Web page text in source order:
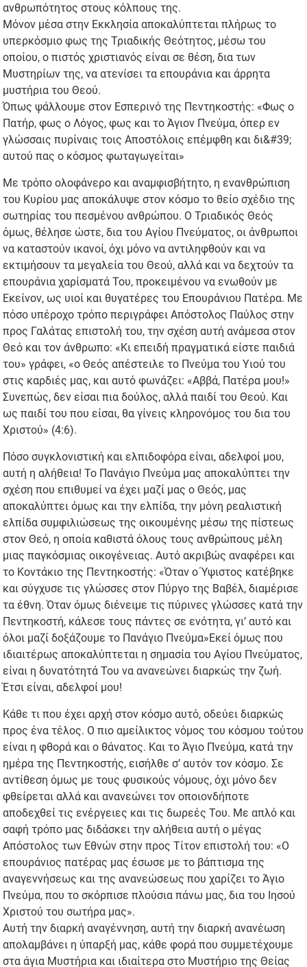
ανθρωπότητος στους κόλπους της.
Μόνον μέσα στην Εκκλησία αποκαλύπτεται πλήρως το
υπερκόσμιο φως της Τριαδικής Θεότητος, μέσω του
οποίου, ο πιστός χριστιανός είναι σε θέση, δια των
Μυστηρίων της, να ατενίσει τα επουράνια και άρρητα
μυστήρια του Θεού.
Όπως ψάλλουμε στον Εσπερινό της Πεντηκοστής: «Φως ο
Πατήρ, φως ο Λόγος, φως και το Άγιον Πνεύμα, όπερ εν
γλώσσαις πυρίναις τοις Αποστόλοις επέμφθη και δι&#39;
αυτού πας ο κόσμος φωταγωγείται»
Με τρόπο ολοφάνερο και αναμφισβήτητο, η ενανθρώπιση
του Κυρίου μας αποκάλυψε στον κόσμο το θείο σχέδιο της
σωτηρίας του πεσμένου ανθρώπου. Ο Τριαδικός Θεός
όμως, θέλησε ώστε, δια του Αγίου Πνεύματος, οι άνθρωποι
να καταστούν ικανοί, όχι μόνο να αντιληφθούν και να
εκτιμήσουν τα μεγαλεία του Θεού, αλλά και να δεχτούν τα
επουράνια χαρίσματά Του, προκειμένου να ενωθούν με
Εκείνον, ως υιοί και θυγατέρες του Επουράνιου Πατέρα. Με
πόσο υπέροχο τρόπο περιγράφει Απόστολος Παύλος στην
προς Γαλάτας επιστολή του, την σχέση αυτή ανάμεσα στον
Θεό και τον άνθρωπο: «Κι επειδή πραγματικά είστε παιδιά
του» γράφει, «ο Θεός απέστειλε το Πνεύμα του Υιού του
στις καρδιές μας, και αυτό φωνάζει: «Αββά, Πατέρα μου!»
Συνεπώς, δεν είσαι πια δούλος, αλλά παιδί του Θεού. Και
ως παιδί του που είσαι, θα γίνεις κληρονόμος του δια του
Χριστού» (4:6).
Πόσο συγκλονιστική και ελπιδοφόρα είναι, αδελφοί μου,
αυτή η αλήθεια! Το Πανάγιο Πνεύμα μας αποκαλύπτει την
σχέση που επιθυμεί να έχει μαζί μας ο Θεός, μας
αποκαλύπτει όμως και την ελπίδα, την μόνη ρεαλιστική
ελπίδα συμφιλιώσεως της οικουμένης μέσω της πίστεως
στον Θεό, η οποία καθιστά όλους τους ανθρώπους μέλη
μιας παγκόσμιας οικογένειας. Αυτό ακριβώς αναφέρει και
το Κοντάκιο της Πεντηκοστής: «Όταν ο Ύψιστος κατέβηκε
και σύγχυσε τις γλώσσες στον Πύργο της Βαβέλ, διαμέρισε
τα έθνη. Όταν όμως διένειμε τις πύρινες γλώσσες κατά την
Πεντηκοστή, κάλεσε τους πάντες σε ενότητα, γι’ αυτό και
όλοι μαζί δοξάζουμε το Πανάγιο Πνεύμα»Εκεί όμως που
ιδιαιτέρως αποκαλύπτεται η σημασία του Αγίου Πνεύματος,
είναι η δυνατότητά Του να ανανεώνει διαρκώς την ζωή.
Έτσι είναι, αδελφοί μου!
Κάθε τι που έχει αρχή στον κόσμο αυτό, οδεύει διαρκώς
προς ένα τέλος. Ο πιο αμείλικτος νόμος του κόσμου τούτου
είναι η φθορά και ο θάνατος. Και το Άγιο Πνεύμα, κατά την
ημέρα της Πεντηκοστής, εισήλθε σ’ αυτόν τον κόσμο. Σε
αντίθεση όμως με τους φυσικούς νόμους, όχι μόνο δεν
φθείρεται αλλά και ανανεώνει τον οποιονδήποτε
αποδεχθεί τις ενέργειες και τις δωρεές Του. Με απλό και
σαφή τρόπο μας διδάσκει την αλήθεια αυτή ο μέγας
Απόστολος των Εθνών στην προς Τίτον επιστολή του: «Ο
επουράνιος πατέρας μας έσωσε με το βάπτισμα της
αναγεννήσεως και της ανανεώσεως που χαρίζει το Άγιο
Πνεύμα, που το σκόρπισε πλούσια πάνω μας, δια του Ιησού
Χριστού του σωτήρα μας».
Αυτή την διαρκή αναγέννηση, αυτή την διαρκή ανανέωση
απολαμβάνει η ύπαρξή μας, κάθε φορά που συμμετέχουμε
στα άγια Μυστήρια και ιδιαίτερα στο Μυστήριο της Θείας